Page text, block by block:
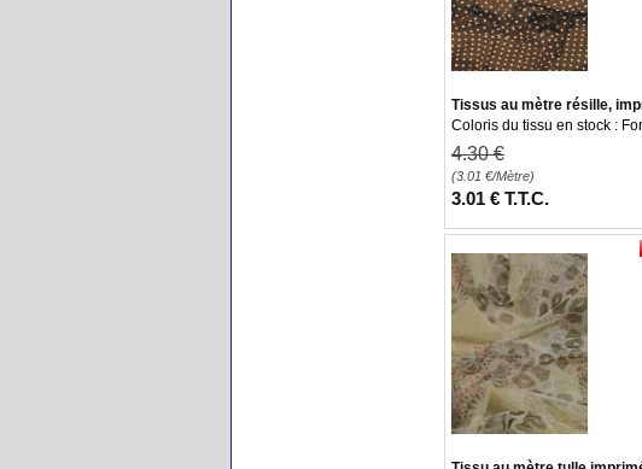
Tissus au mètre résille,
Coloris du tissu en stock :
4.30 €
(3.01 €/Mètre)
3.01 € T.T.C.